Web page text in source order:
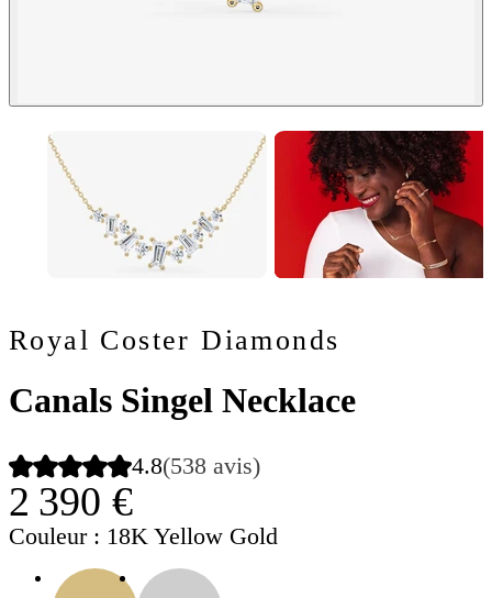
Royal Coster Diamonds
Canals Singel Necklace
4.8(538 avis)
2 390 €
Couleur : 18K Yellow Gold